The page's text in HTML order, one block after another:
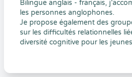
Bilingue anglais - français,
les personnes anglophones.
Je propose également des
sur les difficultés relationnelles
diversité cognitive pour les